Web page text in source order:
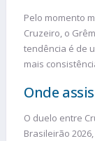
Pelo momento
Cruzeiro, o
tendência é de
mais
Onde
O duelo entre
Brasileirão